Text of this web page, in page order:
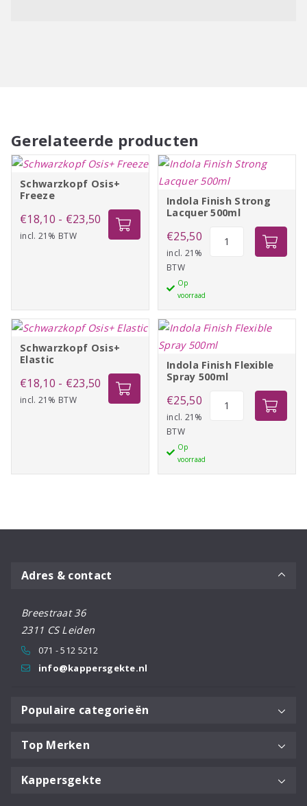
Gerelateerde producten
Schwarzkopf Osis+
Freeze
€18,10 - €23,50 Prijsklasse:
€18,10
incl. 21% BTW
Indola Finish Strong
Lacquer 500ml
€25,50
incl. 21%
BTW
Op
voorraad
aantal
Schwarzkopf Osis+
Elastic
€18,10 - €23,50 Prijsklasse:
€18,10
incl. 21% BTW
Indola Finish Flexible
Spray 500ml
€25,50
incl. 21%
BTW
Op
voorraad
Adres & contact
Breestraat 36
2311 CS Leiden
071 - 512 5212
info@kappersgekte.nl
Populaire categorieën
Top Merken
Kappersgekte